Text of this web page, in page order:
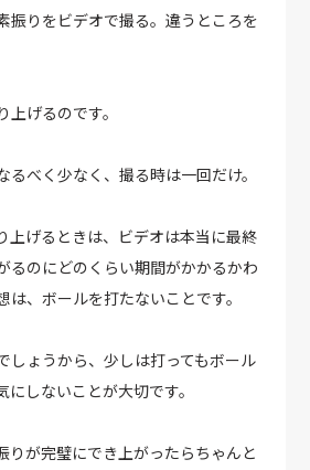
振りをビデオで撮る。違うところを
げるのです。
るべく少なく、撮る時は一回だけ。
上げるときは、ビデオは本当に最終
るのにどのくらい期間がかかるかわ
、ボールを打たないことです。
しょうから、少しは打ってもボール
しないことが大切です。
りが完璧にでき上がったらちゃんと